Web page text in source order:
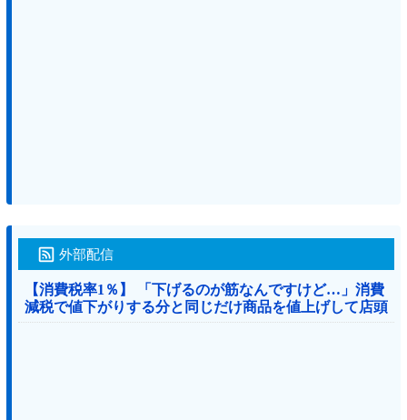
外部配信
【消費税率1％】 「下げるのが筋なんですけど…」消費
減税で値下がりする分と同じだけ商品を値上げして店頭
価格を変えない店も